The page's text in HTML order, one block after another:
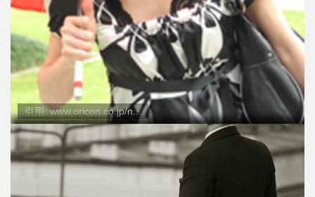
引用: www.oricon.co.jp/n...